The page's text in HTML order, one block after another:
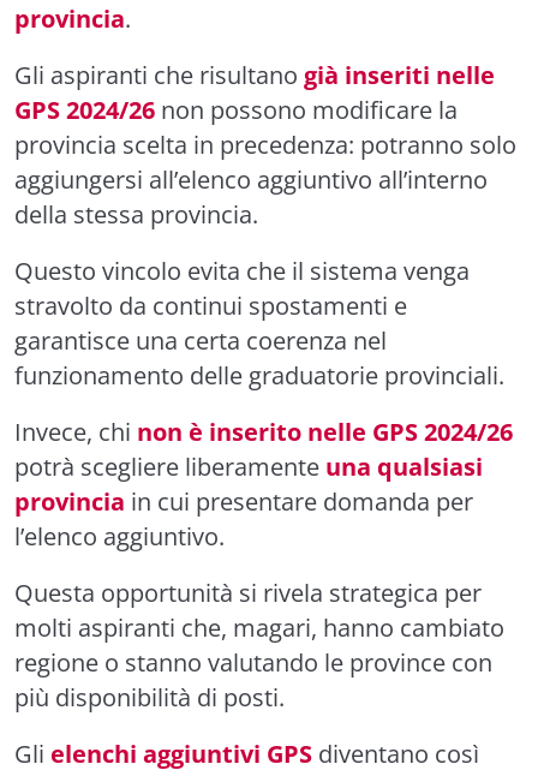
provincia.
Gli aspiranti che risultano già inseriti nelle
GPS 2024/26 non possono modificare la
provincia scelta in precedenza: potranno solo
aggiungersi all’elenco aggiuntivo all’interno
della stessa provincia.
Questo vincolo evita che il sistema venga
stravolto da continui spostamenti e
garantisce una certa coerenza nel
funzionamento delle graduatorie provinciali.
Invece, chi non è inserito nelle GPS 2024/26
potrà scegliere liberamente una qualsiasi
provincia in cui presentare domanda per
l’elenco aggiuntivo.
Questa opportunità si rivela strategica per
molti aspiranti che, magari, hanno cambiato
regione o stanno valutando le province con
più disponibilità di posti.
Gli elenchi aggiuntivi GPS diventano così